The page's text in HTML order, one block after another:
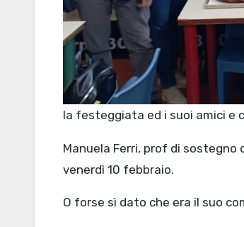
la festeggiata ed i suoi amici e
Manuela Ferri, prof di sostegno
venerdì 10 febbraio.
O forse sì dato che era il suo